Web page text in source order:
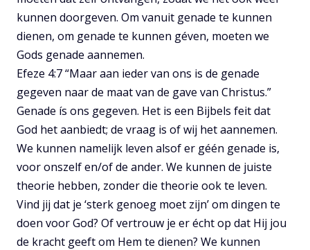
kunnen doorgeven. Om vanuit genade te kunnen
dienen, om genade te kunnen géven, moeten we
Gods genade aannemen.
Efeze 4:7 “Maar aan ieder van ons is de genade
gegeven naar de maat van de gave van Christus.”
Genade ís ons gegeven. Het is een Bijbels feit dat
God het aanbiedt; de vraag is of wij het aannemen.
We kunnen namelijk leven alsof er géén genade is,
voor onszelf en/of de ander. We kunnen de juiste
theorie hebben, zonder die theorie ook te leven.
Vind jij dat je ‘sterk genoeg moet zijn’ om dingen te
doen voor God? Of vertrouw je er écht op dat Hij jou
de kracht geeft om Hem te dienen? We kunnen